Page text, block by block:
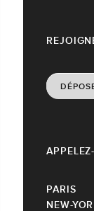
PARIS
NEW-